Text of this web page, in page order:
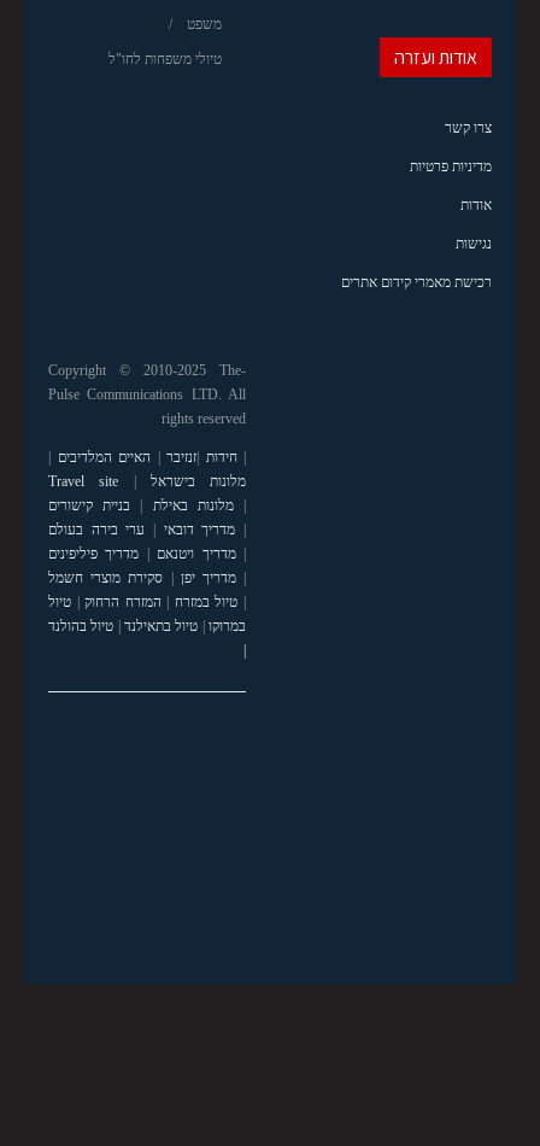
משפט
טיולי משפחות לחו"ל אודות ועזרה
צרו קשר
מדיניות פרטיות
אודות
נגישות
רכישת מאמרי קידום אתרים
Copyright © 2010-2025 The-
Pulse Communications LTD. All
rights reserved
|חידות זנזיבר האיים המלדיבים
מלונות בישראל
Travel site
|מלונות באילת
בניית קישורים
מדריך דובאי
ערי בירה בעולם
|מדריך ויטנאם
מדריך פיליפינים
|מדריך יפן
סקירת מוצרי חשמל
טיול במזרח המזרח הרחוק| טיול
במרוקו| טיול בתאילנד| טיול בהולנד